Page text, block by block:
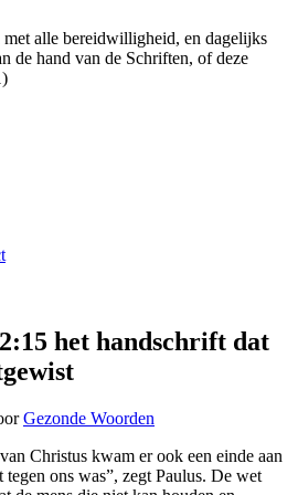
alle bereidwilligheid, en dagelijks
de hand van de Schriften, of deze
het handschrift dat
Gezonde Woorden
Christus kwam er ook een einde aan
ons was”, zegt Paulus. De wet